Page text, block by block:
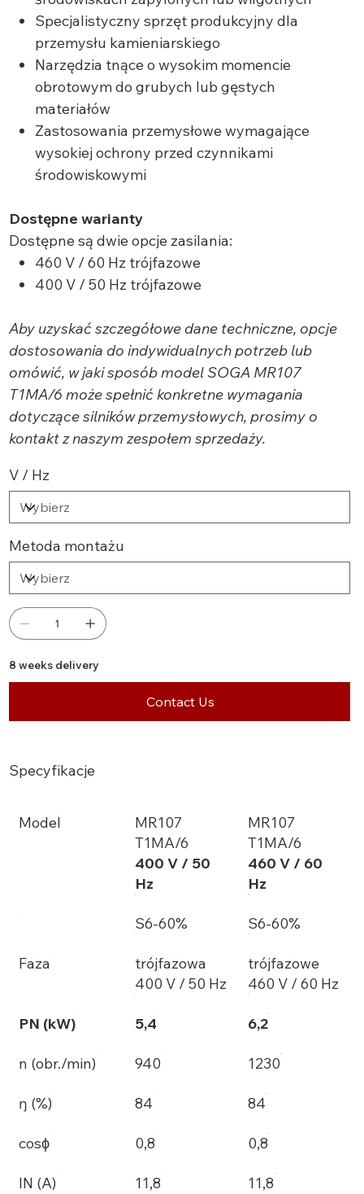
Specjalistyczny sprzęt produkcyjny dla
przemysłu kamieniarskiego
Narzędzia tnące o wysokim momencie
obrotowym do grubych lub gęstych
materiałów
Zastosowania przemysłowe wymagające
wysokiej ochrony przed czynnikami
środowiskowymi
Dostępne warianty
Dostępne są dwie opcje zasilania:
460 V / 60 Hz trójfazowe
400 V / 50 Hz trójfazowe
Aby uzyskać szczegółowe dane techniczne, opcje
dostosowania do indywidualnych potrzeb lub
omówić, w jaki sposób model SOGA MR107
T1MA/6 może spełnić konkretne wymagania
dotyczące silników przemysłowych, prosimy o
kontakt z naszym zespołem sprzedaży.
V / Hz
Metoda montażu
8 weeks delivery
Contact Us
Specyfikacje
Model
MR107
T1MA/6
400 V / 50
Hz
MR107
T1MA/6
460 V / 60
Hz
S6-60% S6-60%
Faza
trójfazowa
400 V / 50 Hz
trójfazowe
460 V / 60 Hz
PN (kW) 5,4 6,2
n (obr./min) 940 1230
ŋ (%) 84 84
cosϕ 0,8 0,8
IN (A) 11,8 11,8